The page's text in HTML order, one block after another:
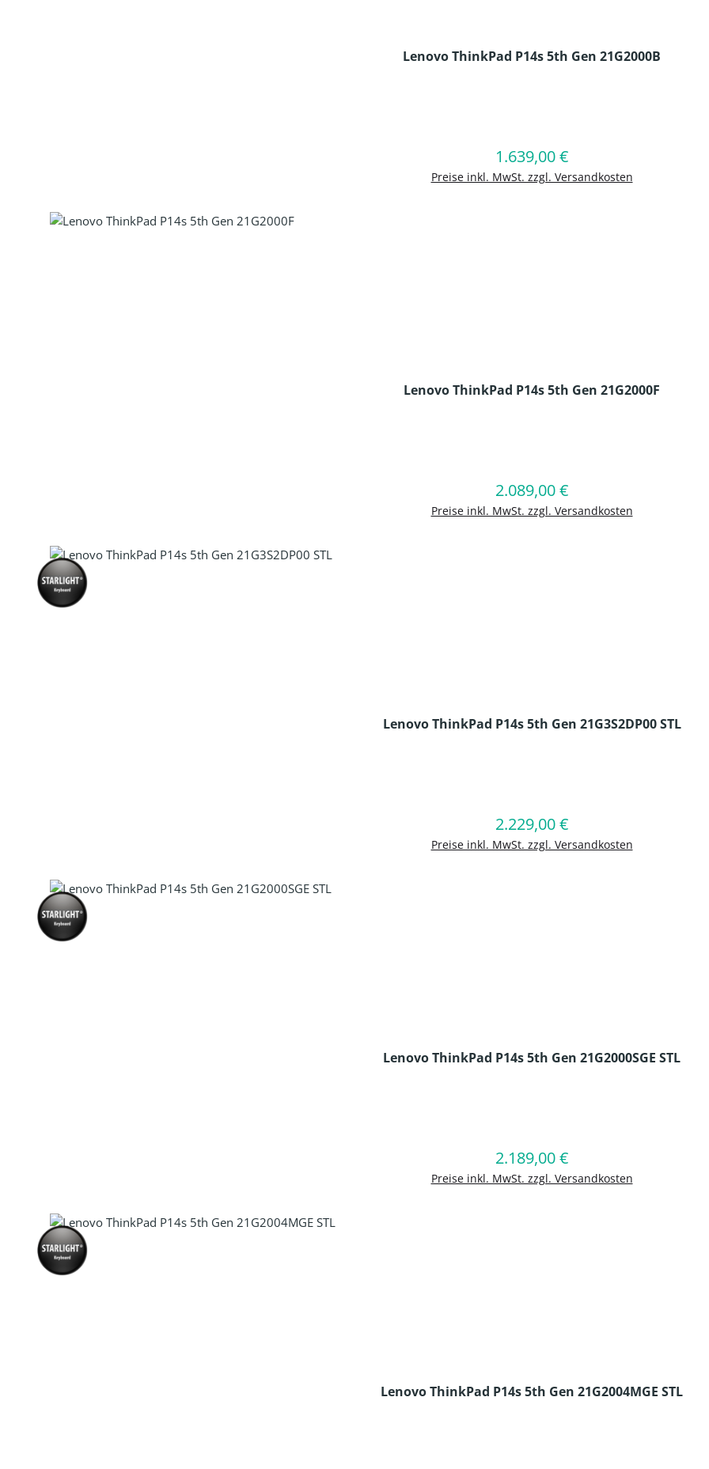
Lenovo ThinkPad P14s 5th Gen 21G2000B
Regulärer Preis:
1.639,00 €
Preise inkl. MwSt. zzgl. Versandkosten
In den Warenkorb
Lenovo ThinkPad P14s 5th Gen 21G2000F
Regulärer Preis:
2.089,00 €
Preise inkl. MwSt. zzgl. Versandkosten
In den Warenkorb
Lenovo ThinkPad P14s 5th Gen 21G3S2DP00 STL
Regulärer Preis:
2.229,00 €
Preise inkl. MwSt. zzgl. Versandkosten
In den Warenkorb
Lenovo ThinkPad P14s 5th Gen 21G2000SGE STL
Regulärer Preis:
2.189,00 €
Preise inkl. MwSt. zzgl. Versandkosten
In den Warenkorb
Lenovo ThinkPad P14s 5th Gen 21G2004MGE STL